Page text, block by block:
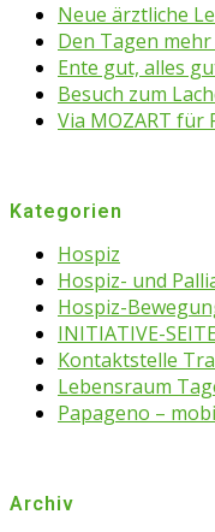
Neue ärztliche
Den Tagen
Ente gut, alles
Besuch zum
Via MOZART für
Kategorien
Hospiz
Hospiz- und
Hospiz-
INITIATIVE-
Kontaktstelle
Lebensraum
Papageno –
Archiv